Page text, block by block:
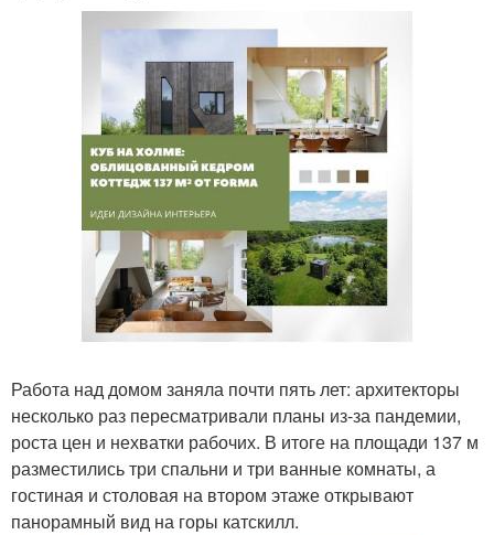
Работа над домом заняла почти пять лет: архитекторы
несколько раз пересматривали планы из-за пандемии,
роста цен и нехватки рабочих. В итоге на площади 137 м
разместились три спальни и три ванные комнаты, а
гостиная и столовая на втором этаже открывают
панорамный вид на горы катскилл.